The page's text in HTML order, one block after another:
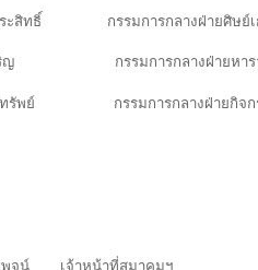
ะสิทธิ์ กรรมการกลางฝ่ายศิษย์เ
กรรมการกลางฝ่ายหารายไ
ทรัพย์ กรรมการกลางฝ่าย
เจ้าหน้าที่สมาคมฯ